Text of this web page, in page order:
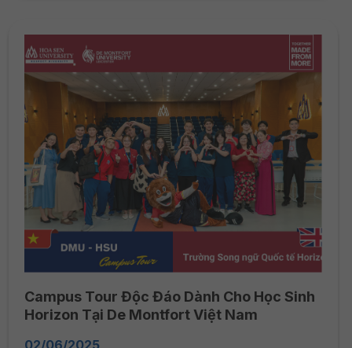
Campus Tour Độc Đáo Dành Cho Học Sinh
Horizon Tại De Montfort Việt Nam
02/06/2025